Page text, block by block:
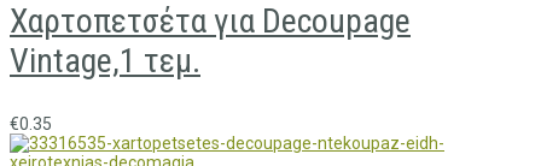
Χαρτοπετσέτα για Decoupage
Vintage,1 τεμ.
€0.35